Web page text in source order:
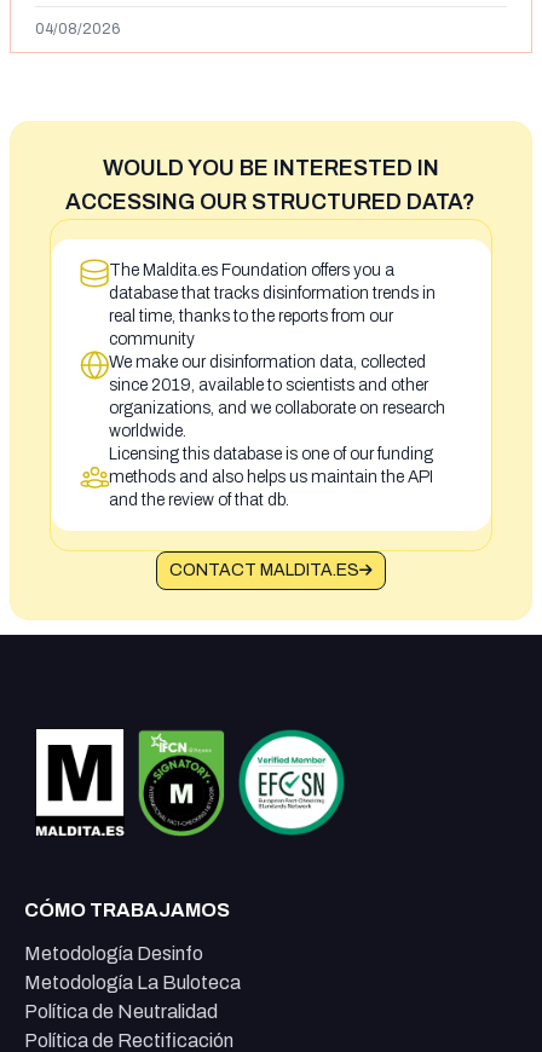
04/08/2026
WOULD YOU BE INTERESTED IN
ACCESSING OUR STRUCTURED DATA?
The Maldita.es Foundation offers you a
database that tracks disinformation trends in
real time, thanks to the reports from our
community
We make our disinformation data, collected
since 2019, available to scientists and other
organizations, and we collaborate on research
worldwide.
Licensing this database is one of our funding
methods and also helps us maintain the API
and the review of that db.
CONTACT MALDITA.ES
CÓMO TRABAJAMOS
Metodología Desinfo
Metodología La Buloteca
Política de Neutralidad
Política de Rectificación